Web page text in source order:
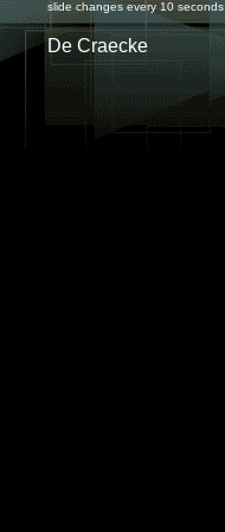
slide changes every 10 seconds
De Craecke